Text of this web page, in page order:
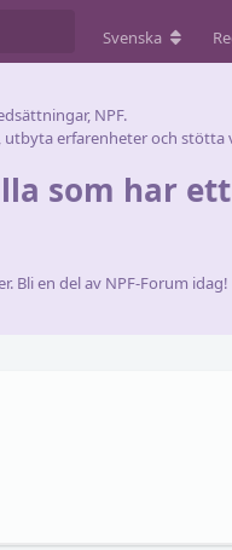
Svenska
NPF.
erfarenheter och stötta
som har
Bli en del av NPF-Forum idag!